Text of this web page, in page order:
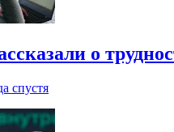
о
спустя